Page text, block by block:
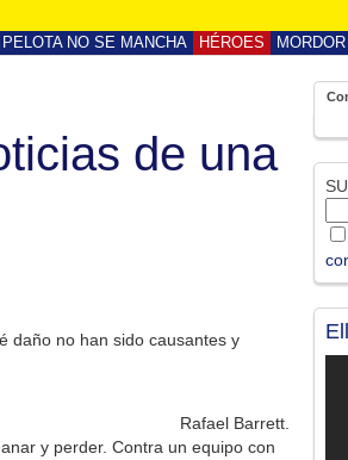
PELOTA NO SE MANCHA HÉROES MORDOR
de una
daño no han sido causantes y
Rafael Barrett.
y perder. Contra un equipo con